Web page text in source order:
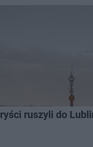
ruszyli do